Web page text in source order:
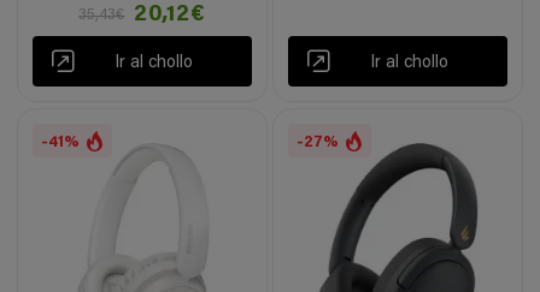
35,43€
20,12€
Ir al chollo Ir al chollo
-41% -27%